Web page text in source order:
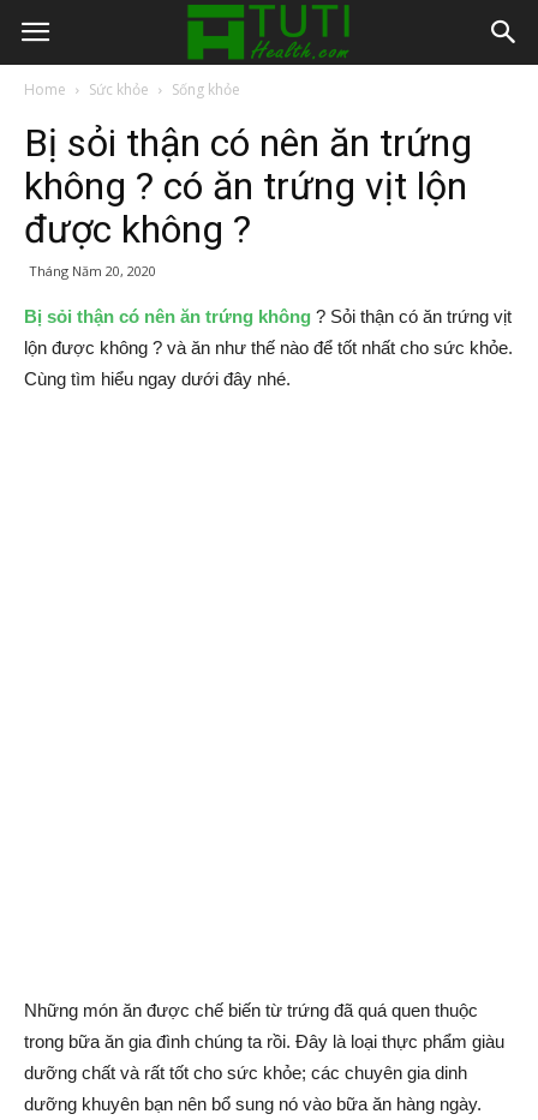
Home Sức khỏe Sống khỏe
Bị sỏi thận có nên ăn trứng
không ? có ăn trứng vịt lộn
được không ?
Tháng Năm 20, 2020
Bị sỏi thận có nên ăn trứng không ? Sỏi thận có ăn trứng vịt
lộn được không ? và ăn như thế nào để tốt nhất cho sức khỏe.
Cùng tìm hiểu ngay dưới đây nhé.
Những món ăn được chế biến từ trứng đã quá quen thuộc
trong bữa ăn gia đình chúng ta rồi. Đây là loại thực phẩm giàu
dưỡng chất và rất tốt cho sức khỏe; các chuyên gia dinh
dưỡng khuyên bạn nên bổ sung nó vào bữa ăn hàng ngày.